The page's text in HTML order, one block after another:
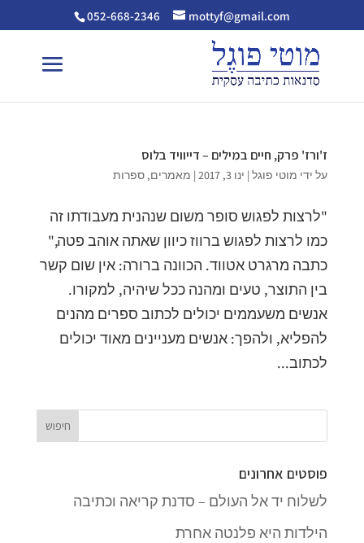
052-668-2346 mottyf@gmail.com
ז'ורז' פרק, חיים במילים – דייוויד בלוס
על ידי מוטי פוגל| ינו 3, 2017 | מאמרים, ספרות
"לרצות לפגוש סופר משום שנהנית מעבודתו זה
כמו לרצות לפגוש ברווז כיוון שאתה אוהב פטה,"
כתבה מרגרט אטווד. הכוונה ברורה: אין שום קשר
בין התוצר, טעים ומהנה ככל שיהיה, למקורו.
אנשים משעממים יכולים לכתוב ספרים מהנים
להפליא, ולהפך: אנשים מעניינים מאוד יכולים
לכתוב...
פוסטים אחרונים
לשלוח יד אל העולם – סדנת קריאה וכתיבה
הילדות היא פלנטה אחרת